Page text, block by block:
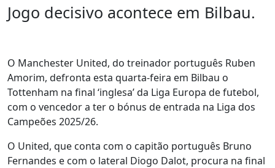
Jogo decisivo acontece em Bilbau.
O Manchester United, do treinador português Ruben
Amorim, defronta esta quarta-feira em Bilbau o
Tottenham na final ‘inglesa’ da Liga Europa de futebol,
com o vencedor a ter o bónus de entrada na Liga dos
Campeões 2025/26.
O United, que conta com o capitão português Bruno
Fernandes e com o lateral Diogo Dalot, procura na final